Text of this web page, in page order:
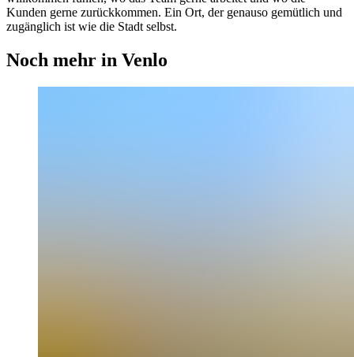
Kunden gerne zurückkommen. Ein Ort, der genauso gemütlich und
zugänglich ist wie die Stadt selbst.
Noch mehr in Venlo